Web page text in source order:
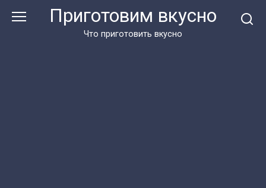
Приготовим вкусно
Что приготовить вкусно